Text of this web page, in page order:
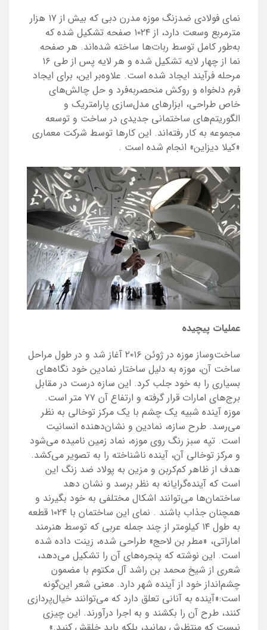
نمای فولادی ضدزنگ موزه مدرن دبی که بیش از ۱۷ هزار
مترمربع وسعت دارد، از ۱۰۲۴ صفحه تشکیل شده که
به‌طور کامل توسط ربات‌ها ساخته شده‌اند. هر صفحه
نما از چهار لایه تشکیل شده و هر لایه پس از طی ۱۶
مرحله فرآیند ایجاد شده است. علاوه‌بر این، برای ایجاد
فرم دلخواه و روکش منحصربه‌فرد و حل چالش‌های
خاص طراحی، ابزارهای مدل‌سازی پارامتریک و
الگوریتم‌های ساختمانی جدیدی در ساخت و توسعه
مجموعه به کار رفته‌اند. این کارها توسط شرکت معماری
«کیلا دیزاین» انجام شده است .
عملیات پیچیده
ساخت‌وساز موزه در ژوئن ۲۰۱۶ آغاز شد و در طول مراحل
ساخت آن، موزه به دلیل ساختار نمادین خود نگاه‌های
بسیاری را به خود جلب کرد. این سازه درست در مقابل
برج‌های امارات قرار گرفته و ارتفاع آن ۷۷ متر است.
موزه آینده شبیه یک چشم با یک مرکز توخالی به نظر
می‌رسد. طرح سازه، نمادین و نشان‌دهنده انسانیت
است. تپه سبز رنگ روی موزه، نماد زمین نامیده می‌شود
و مرکز توخالی آن، آینده ناشناخته را به تصویر می‌کشد.
هدف از ظاهر کم‌کربن و مزین به پولاد ضد زنگ این
است که آینده‌گرایانه به نظر برسد و نشان دهد
ساختمان‌ها می‌توانند اشکال مختلفی به خود بگیرند و
همچنان جذاب باشند .
نمای این ساختمان با ۱۰۲۴ قطعه
به طول ۱۴ کیلومتر از چند ‌جمله عربی که توسط هنرمند
اماراتی، «مطر بن لاحج» طراحی شده، زینت داده شده
است. این نوشته ‌که پنجره‌های آن را تشکیل می‌دهد،
شعری از شیخ محمد بن راشد آل مکتوم با مضمون
چشم‌انداز خود از آینده‌ شهر دارد. معنی شعر این‌گونه
است:«آینده به آنانی تعلق دارد که می‌توانند خیال‌پردازی
کنند، طرح آن را بکشند و به اجرا درآورند. این چیزی